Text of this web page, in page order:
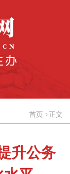
首页 > 正文
升公务